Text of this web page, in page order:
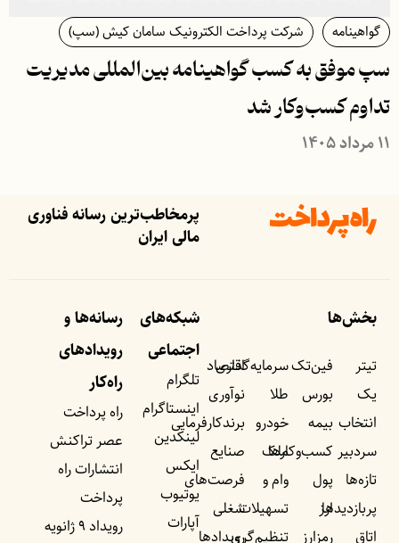
گواهینامه شرکت پرداخت الکترونیک سامان کیش (سپ)
سپ موفق به کسب گواهینامه بین‌المللی مدیریت
تداوم کسب‌و‌کار شد
۱۱ مرداد ۱۴۰۵
پرمخاطب‌ترین رسانه فناوری
مالی ایران
بخش‌ها
تیتر
یک
انتخاب
سردبیر
تازه‌ها
پربازدید‌ها
اتاق
فین‌تک
بورس
بیمه
کسب‌وکار‌ها
پول
ارز
رمزارز
سرمایه‌گذاری
طلا
خودرو
ملک
وام و
تسهیلات
تنظیم‌گری
اقتصاد
نوآوری
برندکارفرمایی
صنایع
فرصت‌های
شغلی
رویداد‌ها
شبکه‌های
اجتماعی
تلگرام
اینستاگرام
لینکدین
ایکس
یوتیوب
آپارات
رسانه‌ها و
رویداد‌های
راه‌کار
راه پرداخت
عصر تراکنش
انتشارات راه
پرداخت
رویداد ۹ ژانویه